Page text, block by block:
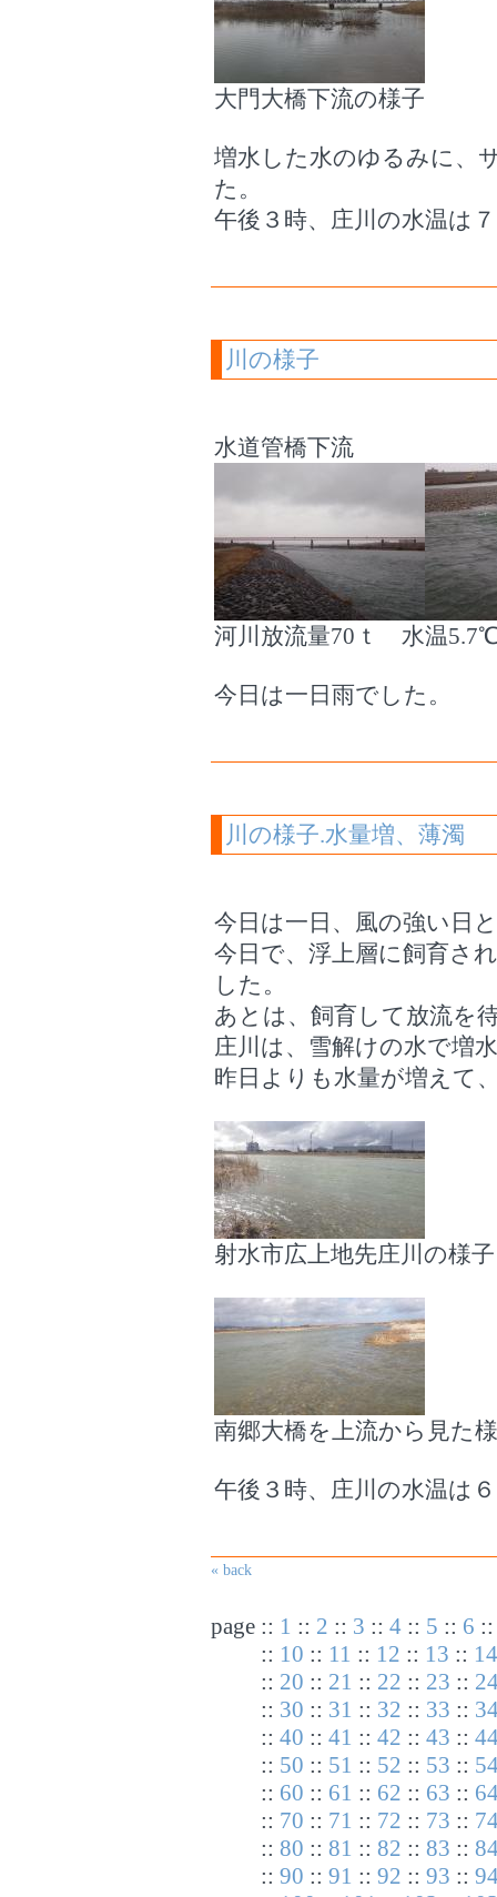
大門大橋下流の様子
増水した水のゆるみに、
た。
午後３時、庄川の水温は
川の様子
水道管橋下流
河川放流量70ｔ 水温
今日は一日雨でした。
川の様子.水量増、薄濁
今日は一日、風の強い日
今日で、浮上層に飼育さ
した。
あとは、飼育して放流を
庄川は、雪解けの水で増
昨日よりも水量が増えて
射水市広上地先庄川の様子
南郷大橋を上流から見た
午後３時、庄川の水温は
« back
page :: 1 :: 2 :: 3 :: 4 :: 5 :: 6
:: 10 :: 11 :: 12 :: 13 :: 14
:: 20 :: 21 :: 22 :: 23 ::
:: 30 :: 31 :: 32 :: 33 ::
:: 40 :: 41 :: 42 :: 43 ::
:: 50 :: 51 :: 52 :: 53 ::
:: 60 :: 61 :: 62 :: 63 ::
:: 70 :: 71 :: 72 :: 73 ::
:: 80 :: 81 :: 82 :: 83 ::
:: 90 :: 91 :: 92 :: 93 ::